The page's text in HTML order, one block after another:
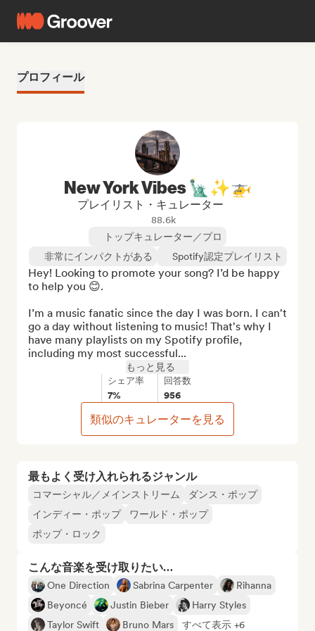
プロフィール
最もよく受け入れられるジャンル
コマーシャル／メインストリーム
ダンス・ポップ
インディー・ポップ
ワールド・ポップ
ポップ・ロック
こんな音楽を受け取りたい…
One Direction Sabrina Carpenter
Rihanna
Beyoncé
Justin Bieber
Harry Styles
Taylor Swift
Bruno Mars すべて表示 +6
New York Vibes 🗽✨🚁
プレイリスト・キュレーター
88.6k
トップキュレーター／プロ
非常にインパクトがある
Spotify認定プレイリスト
Hey! Looking to promote your song? I’d be happy
to help you 😊.
I’m a music fanatic since the day I was born. I can't
go a day without listening to music! That's why I
have many playlists on my Spotify profile,
including my most successful...
もっと見る
シェア率
7%
回答数
956
類似のキュレーターを見る